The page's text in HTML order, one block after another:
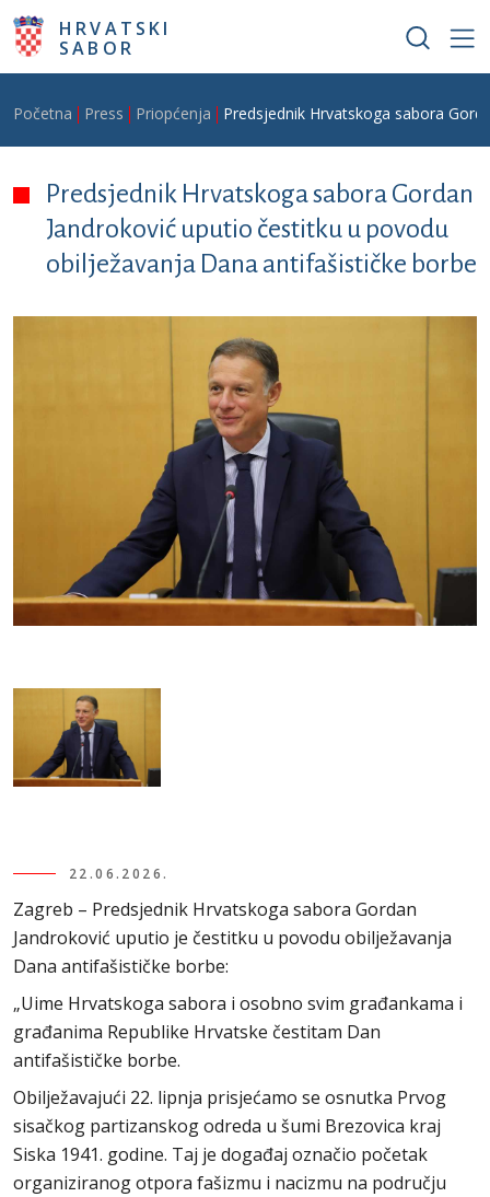
Skoči na glavni sadržaj
HRVATSKI
SABOR
Breadcrumb
Početna Press Priopćenja Predsjednik Hrvatskoga sabora
Predsjednik Hrvatskoga sabora Gordan
Jandroković uputio čestitku u povodu
obilježavanja Dana antifašističke borbe
22.06.2026.
Zagreb – Predsjednik Hrvatskoga sabora Gordan
Jandroković uputio je čestitku u povodu obilježavanja
Dana antifašističke borbe:
„Uime Hrvatskoga sabora i osobno svim građankama i
građanima Republike Hrvatske čestitam Dan
antifašističke borbe.
Obilježavajući 22. lipnja prisjećamo se osnutka Prvog
sisačkog partizanskog odreda u šumi Brezovica kraj
Siska 1941. godine. Taj je događaj označio početak
organiziranog otpora fašizmu i nacizmu na području